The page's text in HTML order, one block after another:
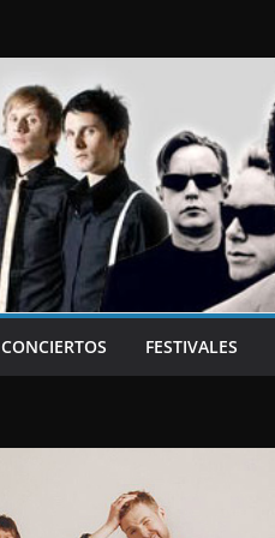
CONCIERTOS FESTIVALES